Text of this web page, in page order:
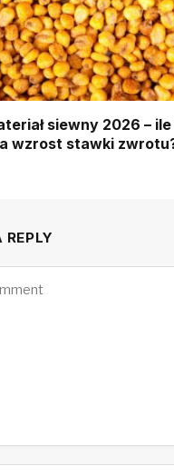
siewny 2026 –
wzrost stawki
REPLY